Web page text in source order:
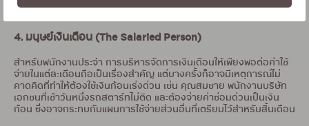
4. มนุษย์เงินเดือน (The Salaried Person)
สำหรับพนักงานประจำ การบริหารจัดการเงินเดือนให้เพียงพอต่อค่าใช้
จ่ายในแต่ละเดือนถือเป็นเรื่องสำคัญ แต่บางครั้งก็อาจมีเหตุการณ์ไม่
คาดคิดที่ทำให้ต้องใช้เงินก้อนเร่งด่วน เช่น คุณสมชาย พนักงานบริษัท
เอกชนที่เช้าวันหนึ่งรถสตาร์ทไม่ติด และต้องจ่ายค่าซ่อมด่วนเป็นเงิน
ก้อน ซึ่งอาจกระทบกับแผนการใช้จ่ายส่วนอื่นที่เตรียมไว้สำหรับสิ้นเดือน